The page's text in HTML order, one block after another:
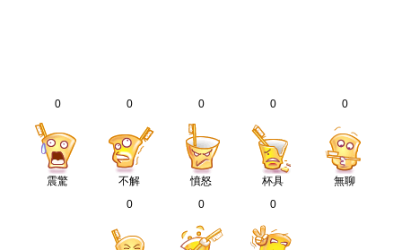
0
震驚
0
不解
0
憤怒
0
杯具
0
無聊
0
0 0